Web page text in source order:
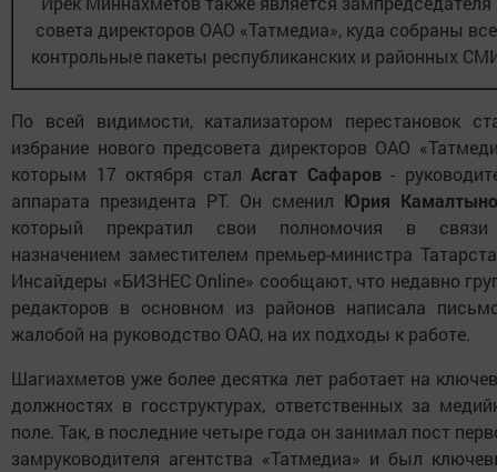
совета директоров ОАО «Татмедиа», куда собраны все
контрольные пакеты республиканских и районных
По всей видимости, катализатором перестановок
избрание нового предсовета директоров ОАО
которым 17 октября сталАсгат Сафаров-
аппарата президента РТ. Он сменил Юрия
который прекратил свои полномочия в
назначением заместителем премьер-министра
Инсайдеры «БИЗНЕС Online» сообщают, что недавно
редакторов в основном из районов написала
жалобой на руководство ОАО, на их подходы к работе.
Шагиахметов уже более десятка лет работает на
должностях в госструктурах, ответственных за
поле. Так, в последние четыре года он занимал пост
замруководителя агентства «Татмедиа» и был